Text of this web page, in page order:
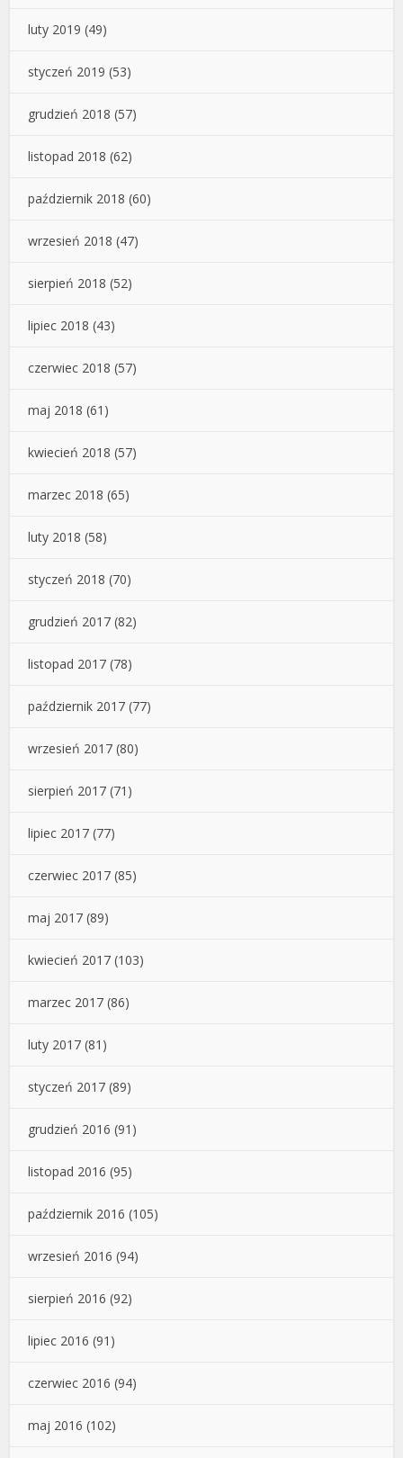
luty 2019 (49)
styczeń 2019 (53)
grudzień 2018 (57)
listopad 2018 (62)
październik 2018 (60)
wrzesień 2018 (47)
sierpień 2018 (52)
lipiec 2018 (43)
czerwiec 2018 (57)
maj 2018 (61)
kwiecień 2018 (57)
marzec 2018 (65)
luty 2018 (58)
styczeń 2018 (70)
grudzień 2017 (82)
listopad 2017 (78)
październik 2017 (77)
wrzesień 2017 (80)
sierpień 2017 (71)
lipiec 2017 (77)
czerwiec 2017 (85)
maj 2017 (89)
kwiecień 2017 (103)
marzec 2017 (86)
luty 2017 (81)
styczeń 2017 (89)
grudzień 2016 (91)
listopad 2016 (95)
październik 2016 (105)
wrzesień 2016 (94)
sierpień 2016 (92)
lipiec 2016 (91)
czerwiec 2016 (94)
maj 2016 (102)